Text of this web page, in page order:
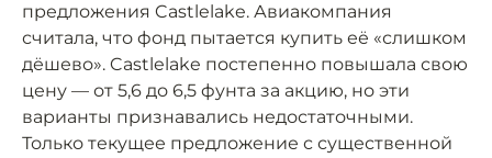
предложения Castlelake. Авиакомпания
считала, что фонд пытается купить её «слишком
дёшево». Castlelake постепенно повышала свою
цену — от 5,6 до 6,5 фунта за акцию, но эти
варианты признавались недостаточными.
Только текущее предложение с существенной